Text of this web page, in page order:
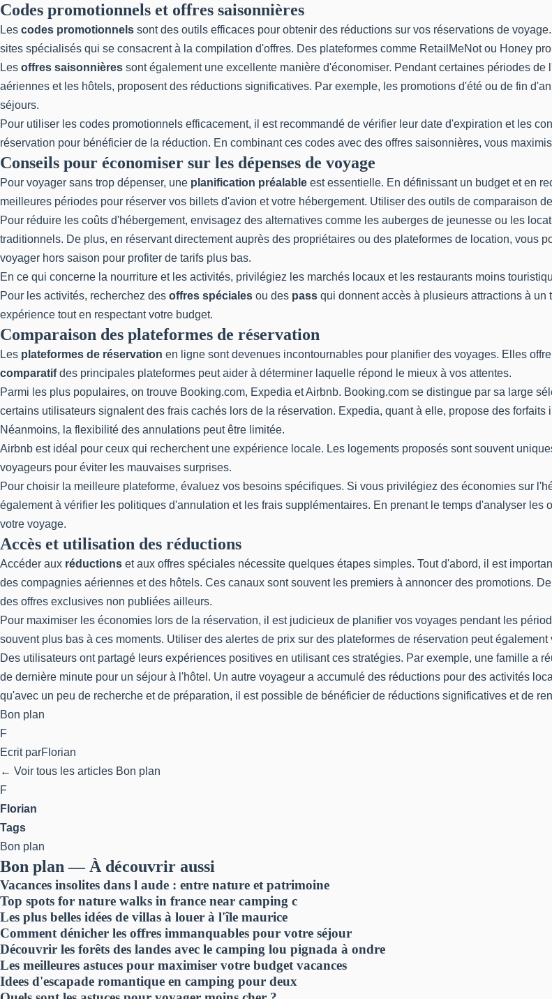
Codes promotionnels et offres saisonnières
Les codes promotionnels sont des outils efficaces pour obtenir des réductions sur vos réservations de
sites spécialisés qui se consacrent à la compilation d'offres. Des plateformes comme RetailMeNot ou Honey
Les offres saisonnières sont également une excellente manière d'économiser. Pendant certaines périodes
aériennes et les hôtels, proposent des réductions significatives. Par exemple, les promotions d'été ou de fin
séjours.
Pour utiliser les codes promotionnels efficacement, il est recommandé de vérifier leur date d'expiration et les
réservation pour bénéficier de la réduction. En combinant ces codes avec des offres saisonnières, vous
Conseils pour économiser sur les dépenses de voyage
Pour voyager sans trop dépenser, une planification préalable est essentielle. En définissant un budget et en
meilleures périodes pour réserver vos billets d'avion et votre hébergement. Utiliser des outils de comparaison
Pour réduire les coûts d'hébergement, envisagez des alternatives comme les auberges de jeunesse ou les
traditionnels. De plus, en réservant directement auprès des propriétaires ou des plateformes de location, vous
voyager hors saison pour profiter de tarifs plus bas.
En ce qui concerne la nourriture et les activités, privilégiez les marchés locaux et les restaurants moins
Pour les activités, recherchez des offres spéciales ou des pass qui donnent accès à plusieurs attractions à
expérience tout en respectant votre budget.
Comparaison des plateformes de réservation
Les plateformes de réservation en ligne sont devenues incontournables pour planifier des voyages. Elles
comparatifdes principales plateformes peut aider à déterminer laquelle répond le mieux à vos attentes.
Parmi les plus populaires, on trouve Booking.com, Expedia et Airbnb. Booking.com se distingue par sa large
certains utilisateurs signalent des frais cachés lors de la réservation. Expedia, quant à elle, propose des
Néanmoins, la flexibilité des annulations peut être limitée.
Airbnb est idéal pour ceux qui recherchent une expérience locale. Les logements proposés sont souvent
voyageurs pour éviter les mauvaises surprises.
Pour choisir la meilleure plateforme, évaluez vos besoins spécifiques. Si vous privilégiez des économies sur
également à vérifier les politiques d'annulation et les frais supplémentaires. En prenant le temps d'analyser
votre voyage.
Accès et utilisation des réductions
Accéder aux réductions et aux offres spéciales nécessite quelques étapes simples. Tout d'abord, il est
des compagnies aériennes et des hôtels. Ces canaux sont souvent les premiers à annoncer des promotions.
des offres exclusives non publiées ailleurs.
Pour maximiser les économies lors de la réservation, il est judicieux de planifier vos voyages pendant les
souvent plus bas à ces moments. Utiliser des alertes de prix sur des plateformes de réservation peut
Des utilisateurs ont partagé leurs expériences positives en utilisant ces stratégies. Par exemple, une famille a
de dernière minute pour un séjour à l'hôtel. Un autre voyageur a accumulé des réductions pour des activités
qu'avec un peu de recherche et de préparation, il est possible de bénéficier de réductions significatives et de
Bon plan
F
Ecrit parFlorian
← Voir tous les articles Bon plan
F
Florian
Tags
Bon plan
Bon plan — À découvrir aussi
Vacances insolites dans l aude : entre nature et patrimoine
Top spots for nature walks in france near camping c
Les plus belles idées de villas à louer à l'île maurice
Comment dénicher les offres immanquables pour votre séjour
Découvrir les forêts des landes avec le camping lou pignada à ondre
Les meilleures astuces pour maximiser votre budget vacances
Idees d'escapade romantique en camping pour deux